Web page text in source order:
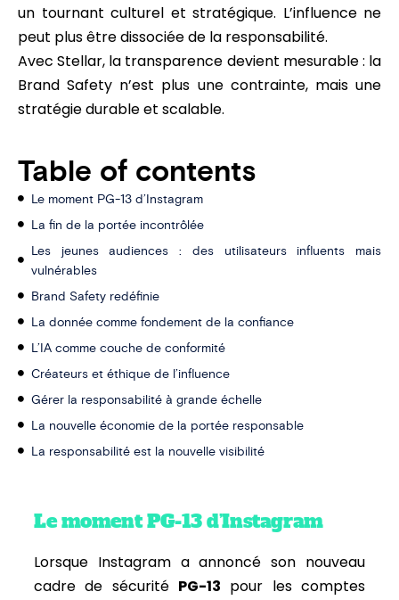
un tournant culturel et stratégique. L’influence ne
peut plus être dissociée de la responsabilité.
Avec Stellar, la transparence devient mesurable : la
Brand Safety n’est plus une contrainte, mais une
stratégie durable et scalable.
Table of contents
Le moment PG-13 d’Instagram
La fin de la portée incontrôlée
Les jeunes audiences : des utilisateurs influents mais
vulnérables
Brand Safety redéfinie
La donnée comme fondement de la confiance
L’IA comme couche de conformité
Créateurs et éthique de l’influence
Gérer la responsabilité à grande échelle
La nouvelle économie de la portée responsable
La responsabilité est la nouvelle visibilité
Le moment PG-13 d’Instagram
Lorsque Instagram a annoncé son nouveau
cadre de sécurité PG-13 pour les comptes